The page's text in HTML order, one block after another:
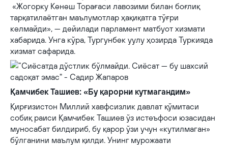
«Жогорку Кенеш Торағаси лавозими билан боғлиқ
тарқатилаётган маълумотлар ҳақиқатга тўғри
келмайди», — дейилади парламент матбуот хизмати
хабарида. Унга кўра, Тургунбек уулу ҳозирда Туркияда
хизмат сафарида.
Қамчибек Ташиев: «Бу қарорни кутмагандим»
Қирғизистон Миллий хавфсизлик давлат қўмитаси
собиқ раиси Қамчибек Ташиев ўз истеъфоси юзасидан
муносабат билдириб, бу қарор ўзи учун «кутилмаган»
бўлганини маълум қилди. Унинг мурожаати